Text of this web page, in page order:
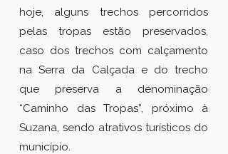
hoje, alguns trechos percorridos
pelas tropas estão preservados,
caso dos trechos com calçamento
na Serra da Calçada e do trecho
que preserva a denominação
“Caminho das Tropas”, próximo à
Suzana, sendo atrativos turísticos do
município.